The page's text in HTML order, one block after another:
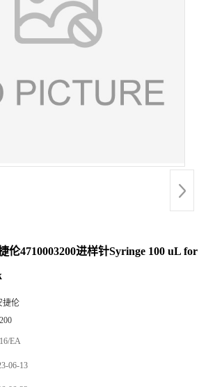
伦4710003200进样针Syringe 100 uL for
捷伦
EA
06-13